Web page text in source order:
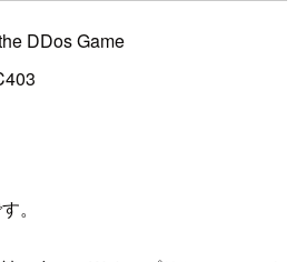
DDos Game
。